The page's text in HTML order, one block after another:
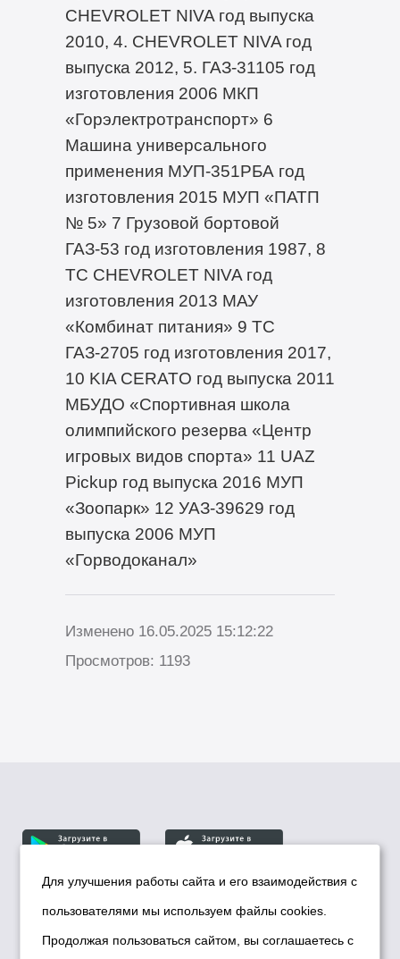
CHEVROLET NIVA год выпуска
2010, 4. CHEVROLET NIVA год
выпуска 2012, 5. ГАЗ-31105 год
изготовления 2006 МКП
«Горэлектротранспорт» 6
Машина универсального
применения МУП-351РБА год
изготовления 2015 МУП «ПАТП
№ 5» 7 Грузовой бортовой
ГАЗ-53 год изготовления 1987, 8
ТС CHEVROLET NIVA год
изготовления 2013 МАУ
«Комбинат питания» 9 ТС
ГАЗ-2705 год изготовления 2017,
10 KIA CERATO год выпуска 2011
МБУДО «Спортивная школа
олимпийского резерва «Центр
игровых видов спорта» 11 UAZ
Pickup год выпуска 2016 МУП
«Зоопарк» 12 УАЗ-39629 год
выпуска 2006 МУП
«Горводоканал»
Изменено 16.05.2025 15:12:22
Просмотров: 1193
© Департамент информационной политики мэрии
города Новосибирска, 2026
Для улучшения работы сайта и его взаимодействия с
пользователями мы используем файлы cookies.
Продолжая пользоваться сайтом, вы соглашаетесь с